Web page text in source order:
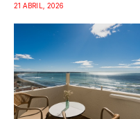
21 ABRIL, 2026